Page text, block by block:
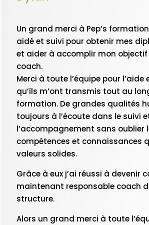
Un grand merci à Pep’s
aidé et suivi pour obtenir mes
et aider à accomplir mon objectif
coach.
Merci à toute l’équipe pour l’aide
qu’ils m’ont transmis tout au
formation. De grandes qualités
toujours à l’écoute dans le suivi
l’accompagnement sans oublier
compétences et connaissances
valeurs solides.
Grâce à eux j’ai réussi à devenir
maintenant responsable coach
structure.
Alors un grand merci à toute